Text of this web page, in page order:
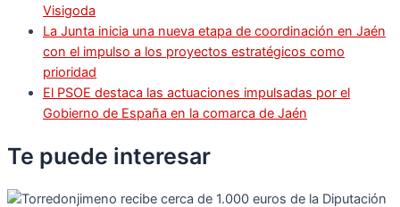
Visigoda
La Junta inicia una nueva etapa de coordinación en Jaén
con el impulso a los proyectos estratégicos como
prioridad
El PSOE destaca las actuaciones impulsadas por el
Gobierno de España en la comarca de Jaén
Te puede interesar